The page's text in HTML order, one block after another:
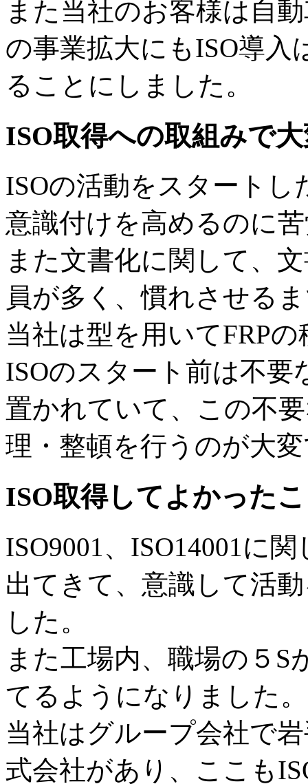
また当社のお客様は自
の事業拡大にもISO導入
ることにしました。
ISO取得への取組みで
ISOの活動をスタートし
意識付けを高めるのに
また文書化に関して、
員が多く、慣れさせる
当社は型を用いてFRP
ISOのスタート前は不要
置かれていて、この不
理・整頓を行うのが大
ISO取得してよかった
ISO9001、ISO14001に
出てきて、意識して活
した。
また工場内、職場の５S
てるようになりました。
当社はグループ会社で
式会社があり、ここも